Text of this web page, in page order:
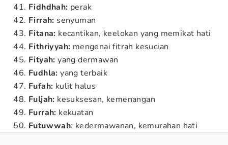
Fidhdhah: perak
Firrah: senyuman
Fitana: kecantikan, keelokan yang memikat hati
Fithriyyah: mengenai fitrah kesucian
Fityah: yang dermawan
Fudhla:yang terbaik
Fufah: kulit halus
Fuljah: kesuksesan, kemenangan
Furrah: kekuatan
Futuwwah: kedermawanan, kemurahan hati